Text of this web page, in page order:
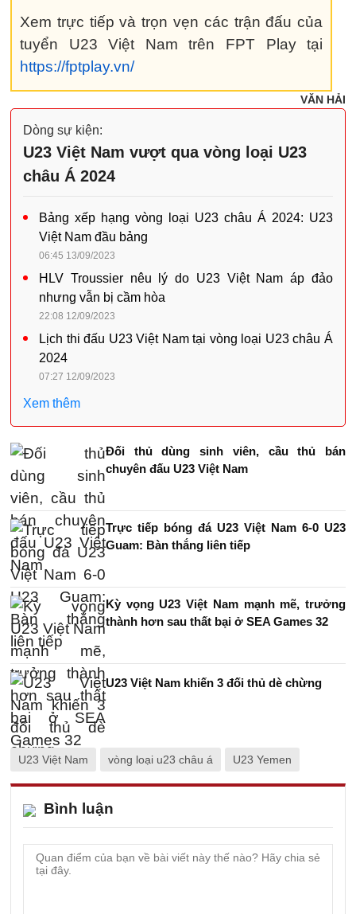
Xem trực tiếp và trọn vẹn các trận đấu của
tuyển U23 Việt Nam trên FPT Play tại
https://fptplay.vn/
VĂN HẢI
Dòng sự kiện:
U23 Việt Nam vượt qua vòng loại U23
châu Á 2024
Bảng xếp hạng vòng loại U23 châu Á 2024: U23
Việt Nam đầu bảng
06:45 13/09/2023
HLV Troussier nêu lý do U23 Việt Nam áp đảo
nhưng vẫn bị cầm hòa
22:08 12/09/2023
Lịch thi đấu U23 Việt Nam tại vòng loại U23 châu Á
2024
07:27 12/09/2023
Xem thêm
Đối thủ dùng sinh viên, cầu thủ bán
chuyên đấu U23 Việt Nam
Trực tiếp bóng đá U23 Việt Nam 6-0 U23
Guam: Bàn thắng liên tiếp
Kỳ vọng U23 Việt Nam mạnh mẽ, trưởng
thành hơn sau thất bại ở SEA Games 32
U23 Việt Nam khiến 3 đối thủ dè chừng
U23 Việt Nam vòng loại u23 châu á U23 Yemen
Bình luận